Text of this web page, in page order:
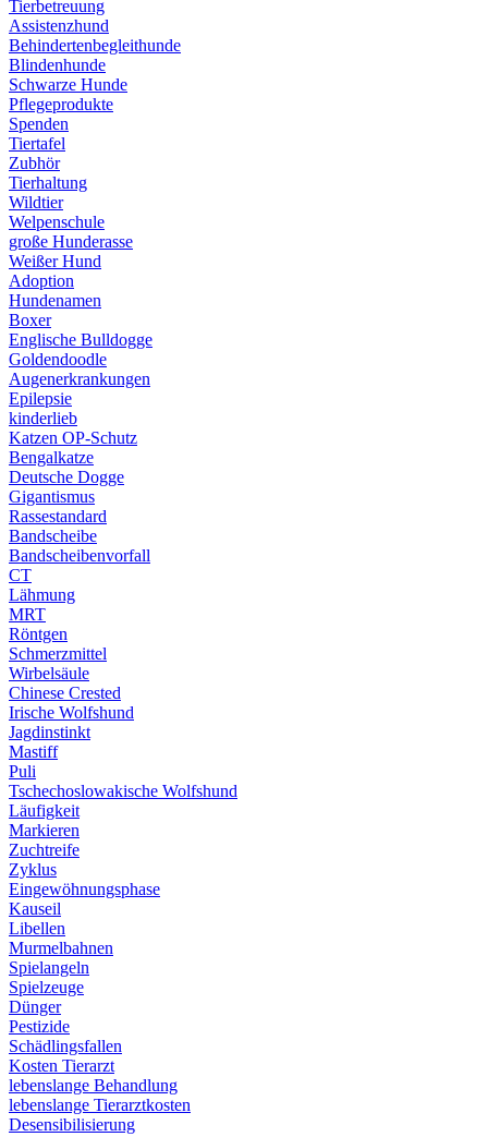
Tierbetreuung
Assistenzhund
Behindertenbegleithunde
Blindenhunde
Schwarze Hunde
Pflegeprodukte
Spenden
Tiertafel
Zubhör
Tierhaltung
Wildtier
Welpenschule
große Hunderasse
Weißer Hund
Adoption
Hundenamen
Boxer
Englische Bulldogge
Goldendoodle
Augenerkrankungen
Epilepsie
kinderlieb
Katzen OP-Schutz
Bengalkatze
Deutsche Dogge
Gigantismus
Rassestandard
Bandscheibe
Bandscheibenvorfall
CT
Lähmung
MRT
Röntgen
Schmerzmittel
Wirbelsäule
Chinese Crested
Irische Wolfshund
Jagdinstinkt
Mastiff
Puli
Tschechoslowakische Wolfshund
Läufigkeit
Markieren
Zuchtreife
Zyklus
Eingewöhnungsphase
Kauseil
Libellen
Murmelbahnen
Spielangeln
Spielzeuge
Dünger
Pestizide
Schädlingsfallen
Kosten Tierarzt
lebenslange Behandlung
lebenslange Tierarztkosten
Desensibilisierung